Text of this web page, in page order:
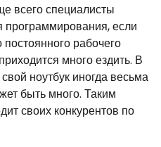
всего специалисты
программирования, если
рабочего
много ездить. В
ноутбук иногда весьма
быть много. Таким
своих конкурентов по